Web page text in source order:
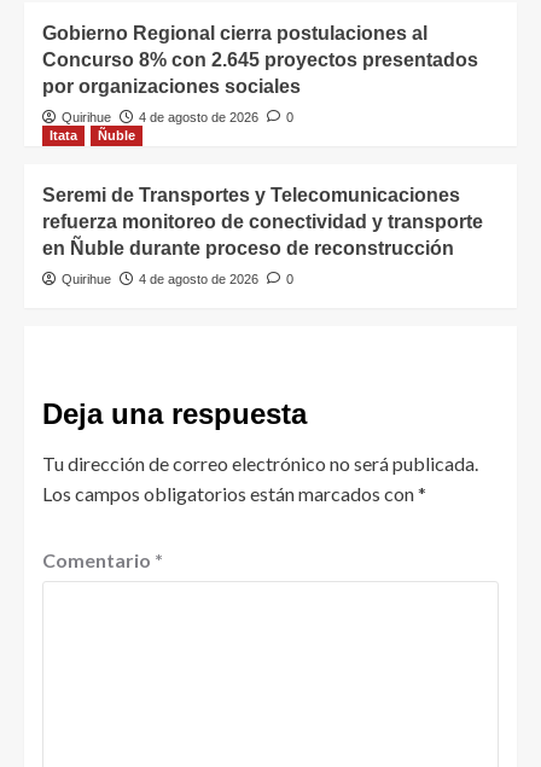
Gobierno Regional cierra postulaciones al
Concurso 8% con 2.645 proyectos presentados
por organizaciones sociales
Quirihue 4 de agosto de 2026
0
Itata
Ñuble
Seremi de Transportes y Telecomunicaciones
refuerza monitoreo de conectividad y transporte
en Ñuble durante proceso de reconstrucción
Quirihue 4 de agosto de 2026 0
Deja una respuesta
Tu dirección de correo electrónico no será publicada.
Los campos obligatorios están marcados con*
Comentario *